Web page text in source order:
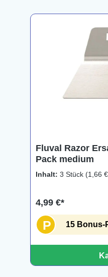
Fluval Razor
Pack medium
Inhalt: 3 Stück (1,66
4,99 €*
P 15 Bonus-